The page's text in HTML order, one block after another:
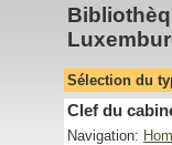
Sélection du
Clef du
Navigation: